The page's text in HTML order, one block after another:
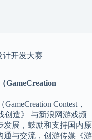
计开发大赛
GameCreation
Contest，
创造》 与新浪网游戏频
发展，鼓励和支持国内原
通与交流，创游传媒《游